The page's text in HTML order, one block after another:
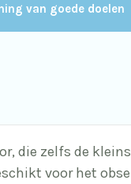
van goede doelen
die zelfs de
voor het